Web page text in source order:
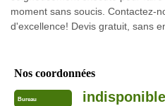
moment sans soucis. Contactez-
d'excellence! Devis gratuit, sans
Nos coordonnées
Bureau indisponible